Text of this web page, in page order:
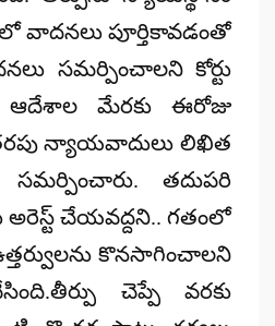
వాదనలు పూర్తికావడంతో
సమర్పించాలని కోర్టు
ఆదేశాల మేరకు ఈరోజు
న్యాయవాదులు లిఖిత
తదుపరి
అరెస్ట్ చేయవద్దని.. గతంలో
కొనసాగించాలని
చెప్పే వరకు